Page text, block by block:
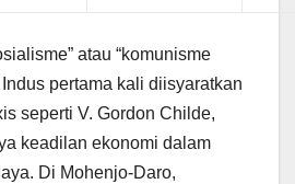
atau “komunisme
pertama kali diisyaratkan
seperti V. Gordon Childe,
keadilan ekonomi dalam
Di Mohenjo-Daro,